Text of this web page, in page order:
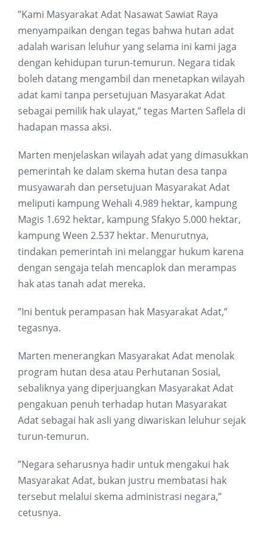
”Kami Masyarakat Adat Nasawat Sawiat Raya
menyampaikan dengan tegas bahwa hutan adat
adalah warisan leluhur yang selama ini kami jaga
dengan kehidupan turun-temurun. Negara tidak
boleh datang mengambil dan menetapkan wilayah
adat kami tanpa persetujuan Masyarakat Adat
sebagai pemilik hak ulayat,” tegas Marten Saflela di
hadapan massa aksi.
Marten menjelaskan wilayah adat yang dimasukkan
pemerintah ke dalam skema hutan desa tanpa
musyawarah dan persetujuan Masyarakat Adat
meliputi kampung Wehali 4.989 hektar, kampung
Magis 1.692 hektar, kampung Sfakyo 5.000 hektar,
kampung Ween 2.537 hektar. Menurutnya,
tindakan pemerintah ini melanggar hukum karena
dengan sengaja telah mencaplok dan merampas
hak atas tanah adat mereka.
”Ini bentuk perampasan hak Masyarakat Adat,”
tegasnya.
Marten menerangkan Masyarakat Adat menolak
program hutan desa atau Perhutanan Sosial,
sebaliknya yang diperjuangkan Masyarakat Adat
pengakuan penuh terhadap hutan Masyarakat
Adat sebagai hak asli yang diwariskan leluhur sejak
turun-temurun.
”Negara seharusnya hadir untuk mengakui hak
Masyarakat Adat, bukan justru membatasi hak
tersebut melalui skema administrasi negara,”
cetusnya.